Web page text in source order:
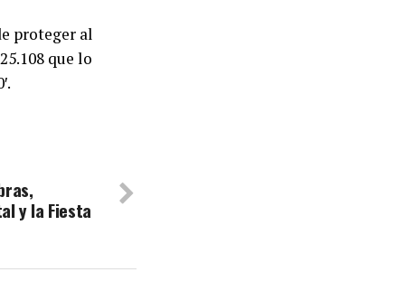
proteger al
que lo
y la Fiesta